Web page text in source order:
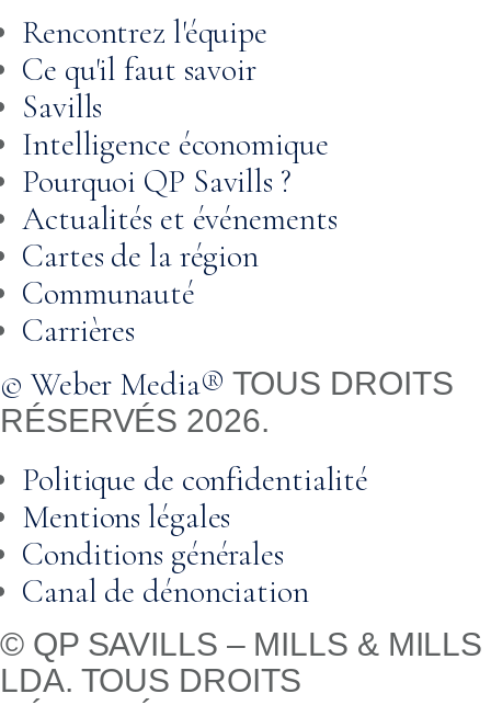
Rencontrez l'équipe
Ce qu'il faut savoir
Savills
Intelligence économique
Pourquoi QP Savills ?
Actualités et événements
Cartes de la région
Communauté
Carrières
© Weber Media® TOUS DROITS
RÉSERVÉS 2026.
Politique de confidentialité
Mentions légales
Conditions générales
Canal de dénonciation
© QP SAVILLS – MILLS & MILLS
LDA. TOUS DROITS